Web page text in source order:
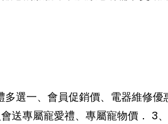
多選一、會員促銷價、電器維修優
送專屬寵愛禮、專屬寵物價． 3、